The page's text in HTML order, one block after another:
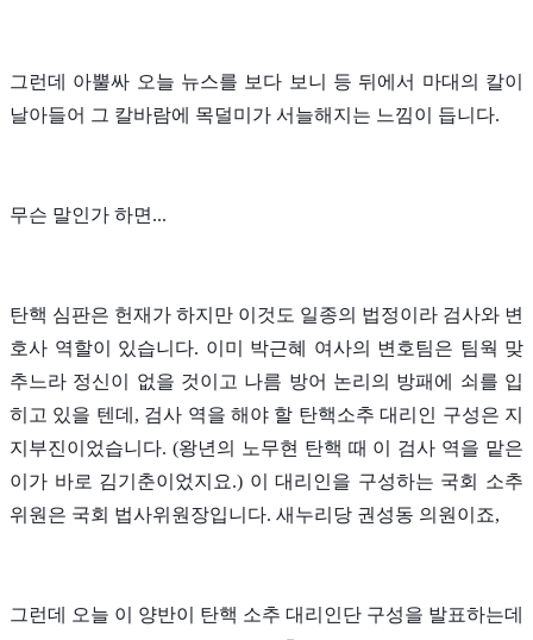
그런데 아뿔싸 오늘 뉴스를 보다 보니 등 뒤에서 마대의 칼이
날아들어 그 칼바람에 목덜미가 서늘해지는 느낌이 듭니다.
무슨 말인가 하면...
탄핵 심판은 헌재가 하지만 이것도 일종의 법정이라 검사와 변
호사 역할이 있습니다. 이미 박근혜 여사의 변호팀은 팀웍 맞
추느라 정신이 없을 것이고 나름 방어 논리의 방패에 쇠를 입
히고 있을 텐데, 검사 역을 해야 할 탄핵소추 대리인 구성은 지
지부진이었습니다. (왕년의 노무현 탄핵 때 이 검사 역을 맡은
이가 바로 김기춘이었지요.) 이 대리인을 구성하는 국회 소추
위원은 국회 법사위원장입니다. 새누리당 권성동 의원이죠,
그런데 오늘 이 양반이 탄핵 소추 대리인단 구성을 발표하는데